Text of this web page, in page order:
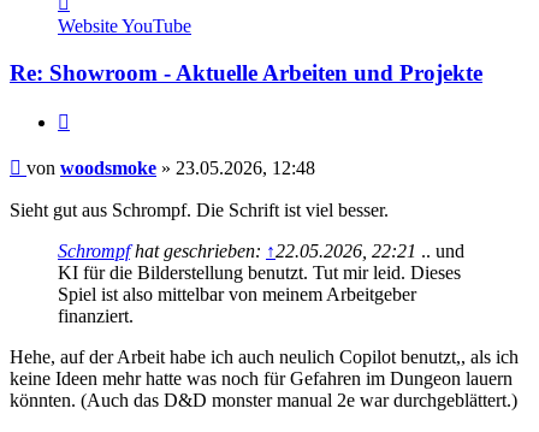
von
woodsmoke
WebsiteYouTube
Re: Showroom - Aktuelle Arbeiten und Projekte
Beitrag
von woodsmoke » 23.05.2026, 12:48
Sieht gut aus Schrompf. Die Schrift ist viel besser.
Schrompfhat geschrieben: ↑22.05.2026, 22:21 .. und
KI für die Bilderstellung benutzt. Tut mir leid. Dieses
Spiel ist also mittelbar von meinem Arbeitgeber
finanziert.
Hehe, auf der Arbeit habe ich auch neulich Copilot benutzt,, als ich
keine Ideen mehr hatte was noch für Gefahren im Dungeon lauern
könnten. (Auch das D&D monster manual 2e war durchgeblättert.)